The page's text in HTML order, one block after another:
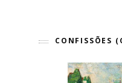
CONFISSÕES